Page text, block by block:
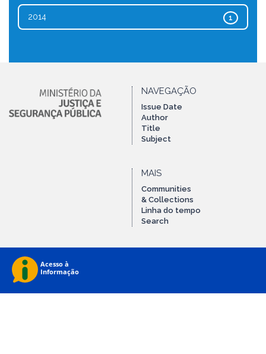
1
2014
NAVEGAÇÃO
Issue Date
Author
Title
Subject
MAIS
Communities
& Collections
Linha do tempo
Search